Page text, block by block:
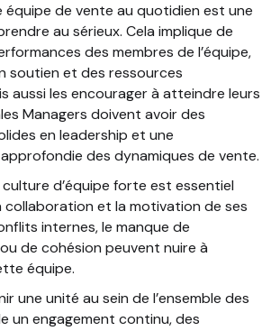
équipe de vente au quotidien est une
au sérieux. Cela implique de
des membres de l’équipe,
soutien et des ressources
aussi les encourager à atteindre leurs
Managers doivent avoir des
en leadership et une
des dynamiques de vente.
d’équipe forte est essentiel
collaboration et la motivation de ses
internes, le manque de
de cohésion peuvent nuire à
équipe.
une unité au sein de l’ensemble des
un engagement continu, des